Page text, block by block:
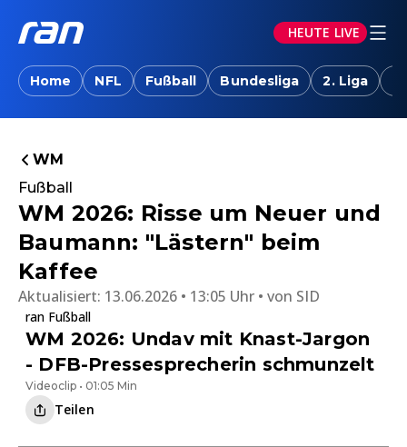
HEUTE LIVE
Home NFL Fußball Bundesliga 2. Liga
WM
Fußball
WM 2026: Risse um Neuer und
Baumann: "Lästern" beim
Kaffee
Aktualisiert: 13.06.2026 • 13:05 Uhr von SID
ran Fußball
WM 2026: Undav mit Knast-Jargon
- DFB-Pressesprecherin schmunzelt
Videoclip • 01:05 Min
Teilen